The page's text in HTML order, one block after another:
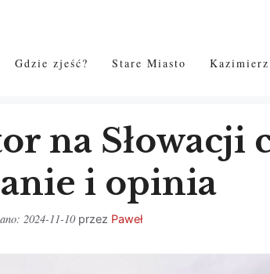
Gdzie zjeść? Stare Miasto Kazimierz
na Słowacji
i opinia
2024-11-10 przez Paweł